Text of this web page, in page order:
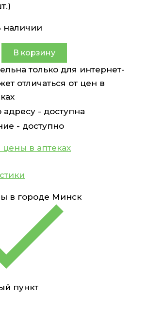
наличии
В корзину
только для интернет-
отличаться от цен в
адресу - доступна
- доступно
в аптеках
в городе Минск
пункт